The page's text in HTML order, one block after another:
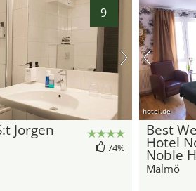
9
Jorgen
74%
hotel.de
Best
Hotel
Noble
Malmö